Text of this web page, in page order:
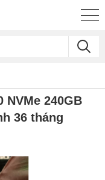
NVMe 240GB
36 tháng